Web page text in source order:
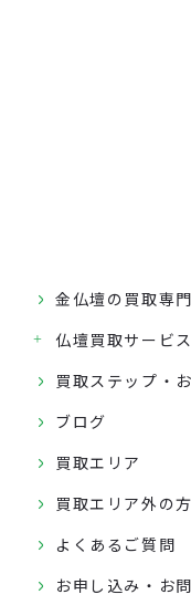
金仏壇の買取専
仏壇買取サービス
買取ステップ・
ブログ
買取エリア
買取エリア外の方
よくあるご質問
お申し込み・お